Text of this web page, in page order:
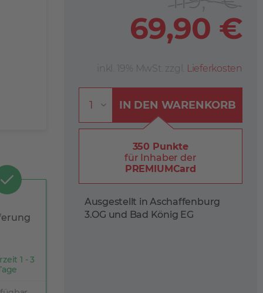
1 - 3
69,90 €
inkl. 19% MwSt. zzgl. Lieferkosten
IN DEN WARENKORB
350 Punkte
für Inhaber der
PREMIUMCard
Ausgestellt in Aschaffenburg
3.OG und Bad König EG